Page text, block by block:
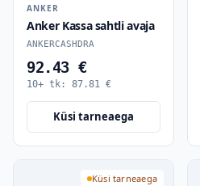
ANKER
Anker Kassa sahtli avaja
ANKERCASHDRA
92.43 €
10+ tk: 87.81 €
Küsi tarneaega
Küsi tarneaega